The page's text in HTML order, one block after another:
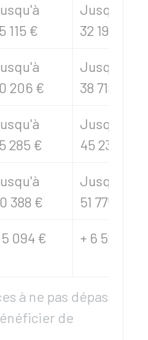
à ne pas dépasser
de
115 €
Jusqu'à
32 197 €
206 €
Jusqu'à
38 719 €
285 €
Jusqu'à
45 234 €
388 €
Jusqu'à
51 775 €
5 094 € + 6 525 €